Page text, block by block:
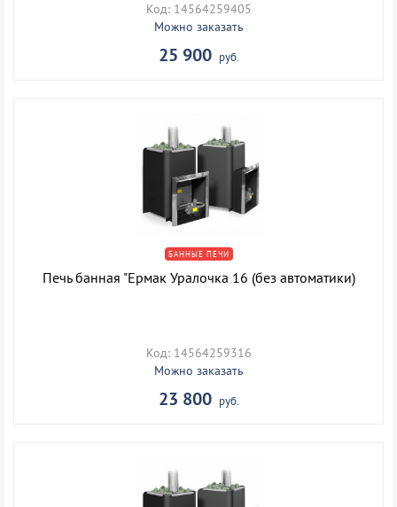
Код: 14564259405
Можно заказать
25 900 руб.
БАННЫЕ ПЕЧИ
Печь банная "Ермак Уралочка 16 (без автоматики)
Код: 14564259316
Можно заказать
23 800 руб.